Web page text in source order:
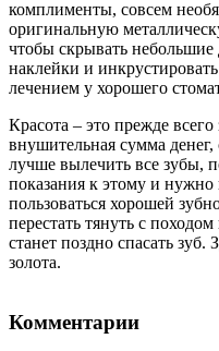
комплименты, совсем
оригинальную
чтобы скрывать небольшие
наклейки и
лечением у хорошего
Красота – это прежде всего
внушительная сумма денег,
лучше вылечить все зубы,
показания к этому и нужно
пользоваться хорошей
перестать тянуть с
станет поздно спасать зуб.
золота.
Комментарии